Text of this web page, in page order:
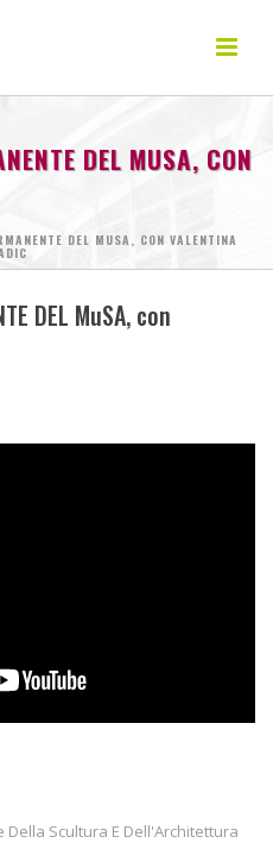
DEL MUSA, CON
DEL MUSA, CON VALENTINA
DEL MuSA, con
Della Scultura E Dell'Architettura